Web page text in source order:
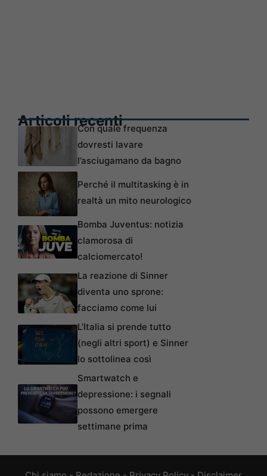
Articoli recentiCon quale frequenza
dovresti lavare
l’asciugamano da bagno
Perché il multitasking è in
realtà un mito neurologico
Bomba Juventus: notizia
clamorosa di
calciomercato!
La reazione di Sinner
diventa uno sprone:
facciamo come lui
L’Italia si prende tutto
(negli altri sport) e Sinner
lo sottolinea così
Smartwatch e
depressione: i segnali
possono emergere
settimane prima